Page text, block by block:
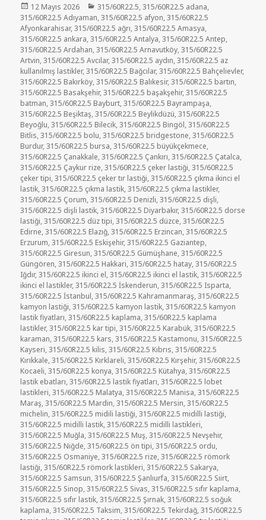
Yayın
tarihi
12 Mayıs 2026 Kategoriler
315/60R22.5 ,315/60R22.5 adana
315/60R22.5 Adıyaman ,315/60R22.5 afyon ,315/60R22.5
Afyonkarahisar,315/60R22.5 ağrı ,315/60R22.5 Amasya
315/60R22.5 ankara ,315/60R22.5 Antalya ,315/60R22.5 Antep
315/60R22.5 Ardahan ,315/60R22.5 Arnavutköy ,315/60R22.5
Artvin ,315/60R22.5 Avcılar,315/60R22.5 aydın ,315/60R22.5 az
kullanılmış lastikler,315/60R22.5 Bağcılar,315/60R22.5 Bahçelievler,
315/60R22.5 Bakırköy ,315/60R22.5 Balıkesir,315/60R22.5 bartın
315/60R22.5 Basakşehir,315/60R22.5 başakşehir,315/60R22.5
batman ,315/60R22.5 Bayburt ,315/60R22.5 Bayrampaşa
315/60R22.5 Beşiktaş ,315/60R22.5 Beylikdüzü ,315/60R22.5
Beyoğlu ,315/60R22.5 Bilecik ,315/60R22.5 Bingöl ,315/60R22.5
Bitlis ,315/60R22.5 bolu ,315/60R22.5 bridgestone ,315/60R22.5
Burdur,315/60R22.5 bursa ,315/60R22.5 büyükçekmece
315/60R22.5 Çanakkale ,315/60R22.5 Çankırı ,315/60R22.5 Çatalca
315/60R22.5 Çaykur rize ,315/60R22.5 çeker lastiği ,315/60R22.5
çeker tipi ,315/60R22.5 çeker tır lastiği ,315/60R22.5 çıkma ikinci el
lastik ,315/60R22.5 çıkma lastik ,315/60R22.5 çıkma lastikler,
315/60R22.5 Çorum ,315/60R22.5 Denizli ,315/60R22.5 dişli
315/60R22.5 dişli lastik ,315/60R22.5 Diyarbakır,315/60R22.5 dorse
lastiği ,315/60R22.5 düz tipi ,315/60R22.5 düzce ,315/60R22.5
Edirne ,315/60R22.5 Elazığ ,315/60R22.5 Erzincan ,315/60R22.5
Erzurum ,315/60R22.5 Eskişehir,315/60R22.5 Gaziantep
315/60R22.5 Giresun ,315/60R22.5 Gümüşhane ,315/60R22.5
Güngören ,315/60R22.5 Hakkari ,315/60R22.5 hatay ,315/60R22.5
Iğdır,315/60R22.5 ikinci el ,315/60R22.5 ikinci el lastik ,315/60R22.5
ikinci el lastikler,315/60R22.5 İskenderun ,315/60R22.5 Isparta
315/60R22.5 İstanbul ,315/60R22.5 Kahramanmaraş ,315/60R22.5
kamyon lastiği ,315/60R22.5 kamyon lastik ,315/60R22.5 kamyon
lastik fiyatları ,315/60R22.5 kaplama ,315/60R22.5 kaplama
lastikler,315/60R22.5 kar tipi ,315/60R22.5 Karabük ,315/60R22.5
karaman ,315/60R22.5 kars ,315/60R22.5 Kastamonu ,315/60R22.5
Kayseri ,315/60R22.5 kilis ,315/60R22.5 Kıbrıs ,315/60R22.5
Kırıkkale ,315/60R22.5 Kırklareli ,315/60R22.5 Kırşehir,315/60R22.5
Kocaeli ,315/60R22.5 konya ,315/60R22.5 Kütahya ,315/60R22.5
lastik ebatları ,315/60R22.5 lastik fiyatları ,315/60R22.5 lobet
lastikleri ,315/60R22.5 Malatya ,315/60R22.5 Manisa ,315/60R22.5
Maraş ,315/60R22.5 Mardin ,315/60R22.5 Mersin ,315/60R22.5
michelin ,315/60R22.5 midili lastiği ,315/60R22.5 midilli lastiği
315/60R22.5 midilli lastik ,315/60R22.5 midilli lastikleri
315/60R22.5 Muğla ,315/60R22.5 Muş ,315/60R22.5 Nevşehir,
315/60R22.5 Niğde ,315/60R22.5 ön tipi ,315/60R22.5 ordu
315/60R22.5 Osmaniye ,315/60R22.5 rize ,315/60R22.5 römork
lastiği ,315/60R22.5 römork lastikleri ,315/60R22.5 Sakarya
315/60R22.5 Samsun ,315/60R22.5 Şanlıurfa ,315/60R22.5 Siirt
315/60R22.5 Sinop ,315/60R22.5 Sivas ,315/60R22.5 sıfır kaplama
315/60R22.5 sıfır lastik ,315/60R22.5 Şırnak ,315/60R22.5 soğuk
kaplama ,315/60R22.5 Taksim ,315/60R22.5 Tekirdağ ,315/60R22.5